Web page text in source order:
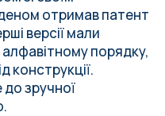
отримав патент
версії мали
алфавітному порядку,
конструкції.
зручної